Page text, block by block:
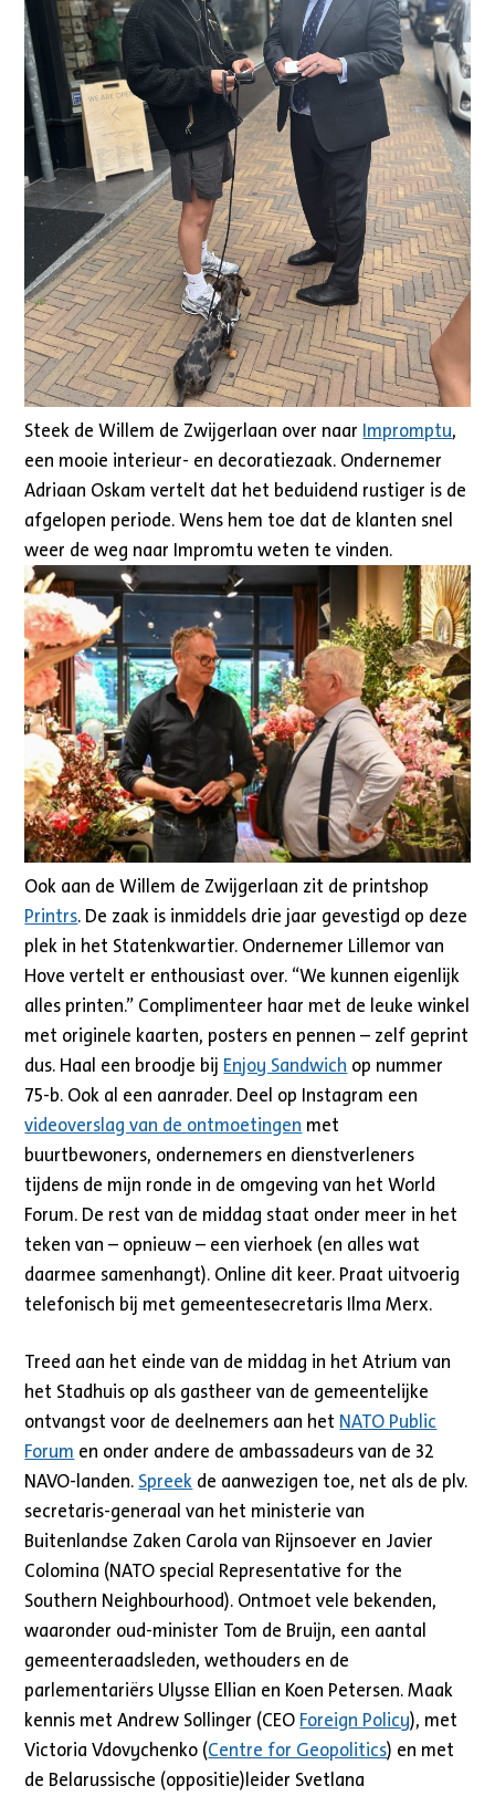
Steek de Willem de Zwijgerlaan over naar Impromptu,
een mooie interieur- en decoratiezaak. Ondernemer
Adriaan Oskam vertelt dat het beduidend rustiger is de
afgelopen periode. Wens hem toe dat de klanten snel
weer de weg naar Impromtu weten te vinden.
Ook aan de Willem de Zwijgerlaan zit de printshop
Printrs. De zaak is inmiddels drie jaar gevestigd op deze
plek in het Statenkwartier. Ondernemer Lillemor van
Hove vertelt er enthousiast over. “We kunnen eigenlijk
alles printen.” Complimenteer haar met de leuke winkel
met originele kaarten, posters en pennen – zelf geprint
dus. Haal een broodje bij Enjoy Sandwich op nummer
75-b. Ook al een aanrader. Deel op Instagram een
videoverslag van de ontmoetingen met
buurtbewoners, ondernemers en dienstverleners
tijdens de mijn ronde in de omgeving van het World
Forum. De rest van de middag staat onder meer in het
teken van – opnieuw – een vierhoek (en alles wat
daarmee samenhangt). Online dit keer. Praat uitvoerig
telefonisch bij met gemeentesecretaris Ilma Merx.
Treed aan het einde van de middag in het Atrium van
het Stadhuis op als gastheer van de gemeentelijke
ontvangst voor de deelnemers aan het NATO Public
Forum en onder andere de ambassadeurs van de 32
NAVO-landen. Spreek de aanwezigen toe, net als de plv.
secretaris-generaal van het ministerie van
Buitenlandse Zaken Carola van Rijnsoever en Javier
Colomina (NATO special Representative for the
Southern Neighbourhood). Ontmoet vele bekenden,
waaronder oud-minister Tom de Bruijn, een aantal
gemeenteraadsleden, wethouders en de
parlementariërs Ulysse Ellian en Koen Petersen. Maak
kennis met Andrew Sollinger (CEO Foreign Policy), met
Victoria Vdovychenko (Centre for Geopolitics) en met
de Belarussische (oppositie)leider Svetlana